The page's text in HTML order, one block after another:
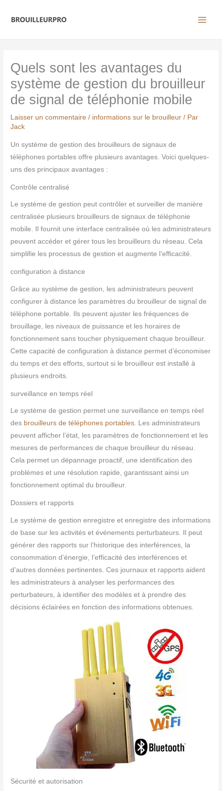
Quels sont les avantages du
système de gestion du brouilleur
de signal de téléphonie mobile
Laisser un commentaire / informations sur le brouilleur / Par
Jack
Un système de gestion des brouilleurs de signaux de
téléphones portables offre plusieurs avantages. Voici quelques-
uns des principaux avantages :
Contrôle centralisé
Le système de gestion peut contrôler et surveiller de manière
centralisée plusieurs brouilleurs de signaux de téléphonie
mobile. Il fournit une interface centralisée où les administrateurs
peuvent accéder et gérer tous les brouilleurs du réseau. Cela
simplifie les processus de gestion et augmente l’efficacité.
configuration à distance
Grâce au système de gestion, les administrateurs peuvent
configurer à distance les paramètres du brouilleur de signal de
téléphone portable. Ils peuvent ajuster les fréquences de
brouillage, les niveaux de puissance et les horaires de
fonctionnement sans toucher physiquement chaque brouilleur.
Cette capacité de configuration à distance permet d’économiser
du temps et des efforts, surtout si le brouilleur est installé à
plusieurs endroits.
surveillance en temps réel
Le système de gestion permet une surveillance en temps réel
des brouilleurs de téléphones portables. Les administrateurs
peuvent afficher l’état, les paramètres de fonctionnement et les
mesures de performances de chaque brouilleur du réseau.
Cela permet un dépannage proactif, une identification des
problèmes et une résolution rapide, garantissant ainsi un
fonctionnement optimal du brouilleur.
Dossiers et rapports
Le système de gestion enregistre et enregistre des informations
de base sur les activités et événements perturbateurs. Il peut
générer des rapports sur l’historique des interférences, la
consommation d’énergie, l’efficacité des interférences et
d’autres données pertinentes. Ces journaux et rapports aident
les administrateurs à analyser les performances des
perturbateurs, à identifier des modèles et à prendre des
décisions éclairées en fonction des informations obtenues.
Sécurité et autorisation